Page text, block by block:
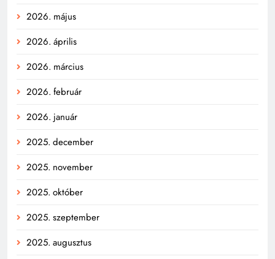
2026. május
2026. április
2026. március
2026. február
2026. január
2025. december
2025. november
2025. október
2025. szeptember
2025. augusztus